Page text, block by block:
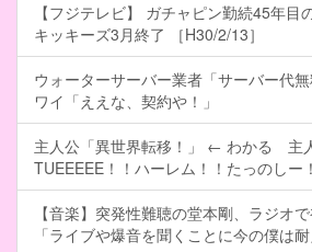
【フジテレビ】 ガチャピン勤続45年
キッキーズ3月終了 ［H30/2/13］
ウォーターサーバー業者「サーバー代無
ワイ「ええな、契約や！」
主人公「異世界転移！」 ← わかる 主
TUEEEEE！！ハーレム！！たっのし
【音楽】突発性難聴の堂本剛、ラジオ
「ライブや爆音を聞くことに今の僕は耐